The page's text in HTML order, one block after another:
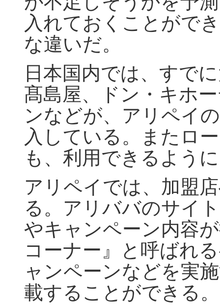
入れておくことがで
な違いだ。
日本国内では、すで
髙島屋、ドン・キホ
ンなどが、アリペイ
入している。またロ
も、利用できるよう
アリペイでは、加盟
る。アリババのサイ
やキャンペーン内容
コーナー』と呼ばれ
ャンペーンなどを実
載することができる。